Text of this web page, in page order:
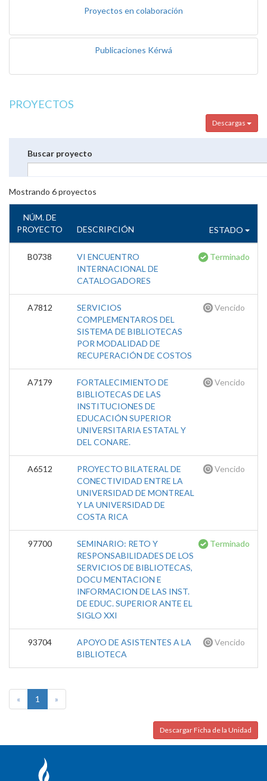
Proyectos en colaboración
Publicaciones Kérwá
PROYECTOS
Descargas
Buscar proyecto
Mostrando 6proyectos
NÚM. DE
PROYECTO
DESCRIPCIÓN ESTADO
B0738
VI ENCUENTRO
INTERNACIONAL DE
CATALOGADORES
Terminado
A7812
SERVICIOS
COMPLEMENTAROS DEL
SISTEMA DE BIBLIOTECAS
POR MODALIDAD DE
RECUPERACIÓN DE COSTOS
Vencido
A7179
FORTALECIMIENTO DE
BIBLIOTECAS DE LAS
INSTITUCIONES DE
EDUCACIÓN SUPERIOR
UNIVERSITARIA ESTATAL Y
DEL CONARE.
Vencido
A6512
PROYECTO BILATERAL DE
CONECTIVIDAD ENTRE LA
UNIVERSIDAD DE MONTREAL
Y LA UNIVERSIDAD DE
COSTA RICA
Vencido
97700
SEMINARIO: RETO Y
RESPONSABILIDADES DE LOS
SERVICIOS DE BIBLIOTECAS,
DOCU MENTACION E
INFORMACION DE LAS INST.
DE EDUC. SUPERIOR ANTE EL
SIGLO XXI
Terminado
93704
APOYO DE ASISTENTES A LA
BIBLIOTECA
Vencido
« 1 »
Descargar Ficha de la Unidad